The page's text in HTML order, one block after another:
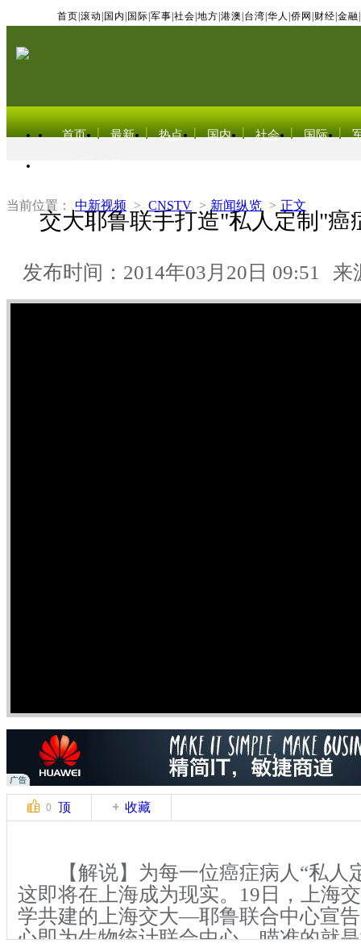
首页 滚动 国内 国际 军事 社会 地方 港澳 台湾 华人 侨网 财经 金融
首页 最新 热点 国内 社会 国际
当前位置： 中新视频 > CNSTV > 新闻纵览 > 正文
交大耶鲁联手打造"私人定制"癌
发布时间：2014年03月20日 09:51 来
0 顶 收藏
【解说】为每一位癌症病人“私人
这即将在上海成为现实。19日，上海
学共建的上海交大—耶鲁联合中心宣
心即为生物统计联合中心，瞄准的就